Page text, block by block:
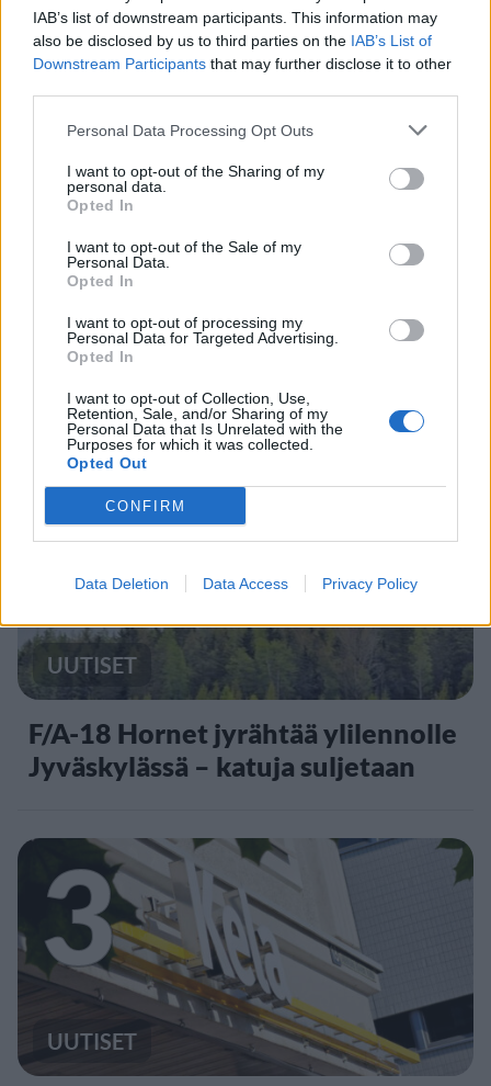
IAB’s list of downstream participants. This information may
also be disclosed by us to third parties on the IAB’s List of
Downstream Participants that may further disclose it to other
Personal Data Processing Opt Outs
I want to opt-out of the Sharing of my
personal data.
Opted In
I want to opt-out of the Sale of my
Personal Data.
Opted In
I want to opt-out of processing my
Personal Data for Targeted Advertising.
Opted In
I want to opt-out of Collection, Use,
Retention, Sale, and/or Sharing of my
Personal Data that Is Unrelated with the
Purposes for which it was collected.
Opted Out
CONFIRM
Data Deletion Data Access Privacy Policy
Staran luetuimmat
1
MATKAILU
Maailman eniten matkustaneet
valitsivat suosikkikohteensa –
yllättävä voittaja
2
UUTISET
F/A-18 Hornet jyrähtää ylilennolle
Jyväskylässä – katuja suljetaan
3
UUTISET